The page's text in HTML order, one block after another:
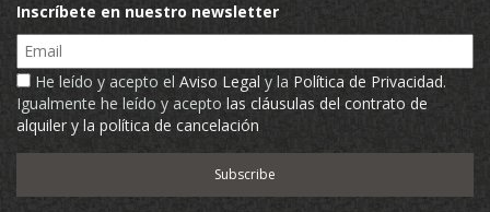
Inscríbete en nuestro newsletter
Email
He leído y acepto el Aviso Legal y la Política de Privacidad.
Igualmente he leído y acepto las cláusulas del contrato de
alquiler y la política de cancelación